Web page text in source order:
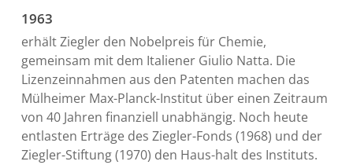
1963
erhält Ziegler den Nobelpreis für Chemie,
gemeinsam mit dem Italiener Giulio Natta. Die
Lizenzeinnahmen aus den Patenten machen das
Mülheimer Max-Planck-Institut über einen Zeitraum
von 40 Jahren finanziell unabhängig. Noch heute
entlasten Erträge des Ziegler-Fonds (1968) und der
Ziegler-Stiftung (1970) den Haus-halt des Instituts.